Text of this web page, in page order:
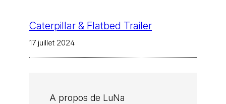
Caterpillar & Flatbed Trailer
17 juillet 2024
A propos de LuNa